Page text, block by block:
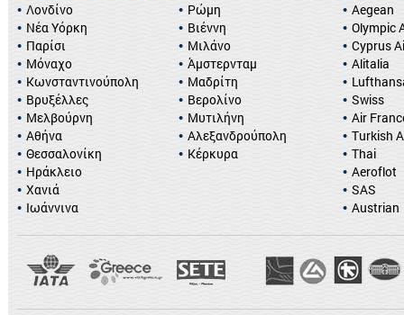
Λονδίνο
Νέα Υόρκη
Παρίσι
Μόναχο
Κωνσταντινούπολη
Βρυξέλλες
Ρώμη
Βιέννη
Μιλάνο
Άμστερνταμ
Μαδρίτη
Βερολίνο
Μελβούρνη
Αθήνα
Θεσσαλονίκη
Ηράκλειο
Χανιά
Ιωάννινα
Μυτιλήνη
Αλεξανδρούπολη
Κέρκυρα
Aegean
Olympic
Cyprus
Alitalia
Swiss
Air
Turkish
Thai
Aeroflot
SAS
Austrian